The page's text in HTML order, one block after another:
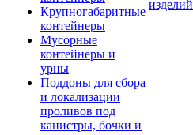
Крупногабаритные
контейнеры
Мусорные
контейнеры и
урны
Поддоны для сбора
и локализации
проливов под
канистры, бочки и
изделий